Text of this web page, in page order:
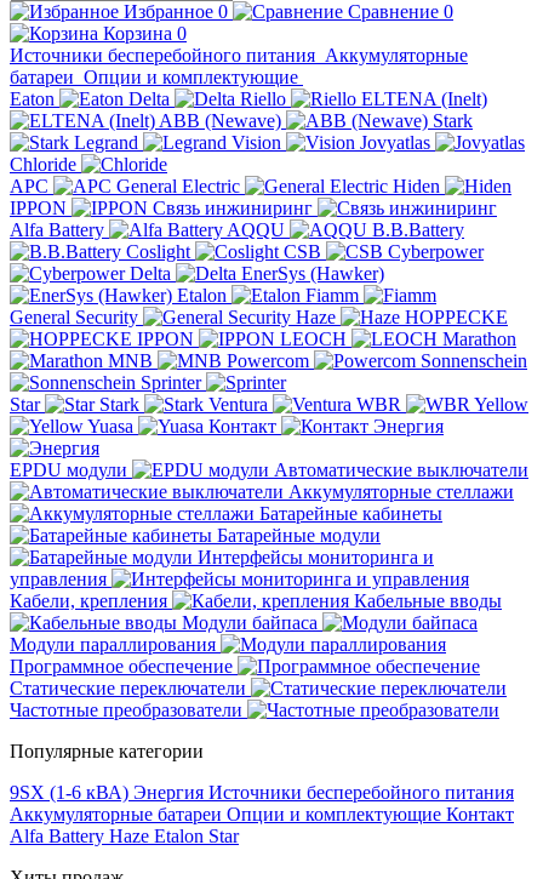
Избранное 0 Сравнение 0
Корзина 0
Источники бесперебойного питания Аккумуляторные
батареи Опции и комплектующие
Eaton
Delta Riello
ELTENA (Inelt)
ABB (Newave)
Stark
Legrand
Vision
Jovyatlas
Chloride
APC
General Electric
Hiden
IPPON
Связь инжиниринг
Alfa Battery
AQQU
B.B.Battery
Coslight
CSB
Cyberpower
Delta
EnerSys (Hawker)
Etalon
Fiamm
General Security
Haze
HOPPECKE
IPPON
LEOCH
Marathon
MNB
Powercom
Sonnenschein
Sprinter
Star
Stark Ventura WBR
Yellow
Yuasa
Контакт Энергия
EPDU модули
Автоматические выключатели
Аккумуляторные стеллажи
Батарейные кабинеты
Батарейные модули
Интерфейсы мониторинга и
управления
Кабели, крепления
Кабельные вводы
Модули байпаса
Модули параллирования
Программное обеспечение
Статические переключатели
Частотные преобразователи
Популярные категории
9SX (1-6 кВА) Энергия Источники бесперебойного питания
Аккумуляторные батареи Опции и комплектующие Контакт
Alfa Battery Haze Etalon Star